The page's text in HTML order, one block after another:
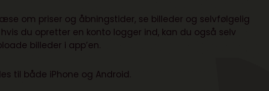
om priser og åbningstider, se billeder og selvfølgelig
du opretter en konto logger ind, kan du også selv
billeder i app’en.
til både iPhone og Android.